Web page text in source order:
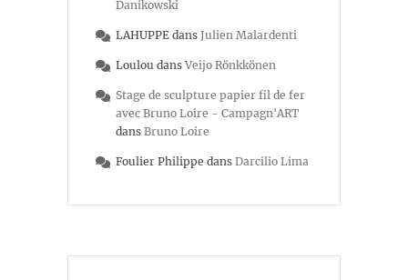
Danikowski
LAHUPPE dans Julien Malardenti
Loulou dans Veijo Rönkkönen
Stage de sculpture papier fil de fer
avec Bruno Loire - Campagn'ART
dans Bruno Loire
Foulier Philippe dans Darcilio Lima